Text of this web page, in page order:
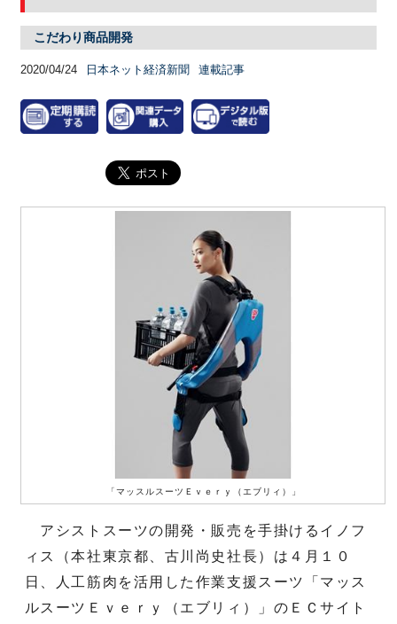
こだわり商品開発
2020/04/24 日本ネット経済新聞 連載記事
「マッスルスーツＥｖｅｒｙ（エブリィ）」
アシストスーツの開発・販売を手掛けるイノフ
ィス（本社東京都、古川尚史社長）は４月１０
日、人工筋肉を活用した作業支援スーツ「マッス
ルスーツＥｖｅｒｙ（エブリィ）」のＥＣサイト